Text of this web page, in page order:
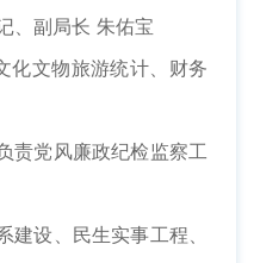
、副局长 朱佑宝
化文物旅游统计、财务
责党风廉政纪检监察工
建设、民生实事工程、